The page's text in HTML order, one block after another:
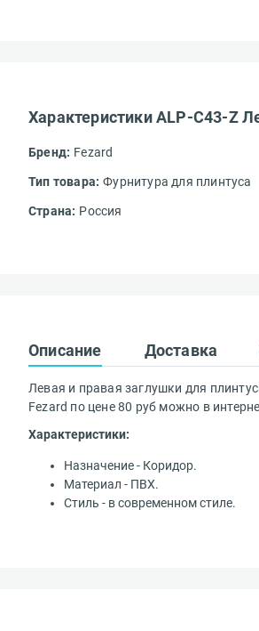
Характеристики ALP-C43-Z
Бренд: Fezard
Тип товара: Фурнитура для плинтуса
Страна: Россия
Описание Доставка
Левая и правая заглушки для
Fezard по цене 80 руб можно в
Характеристики:
Назначение - Коридор.
Материал - ПВХ.
Стиль - в современном стиле.